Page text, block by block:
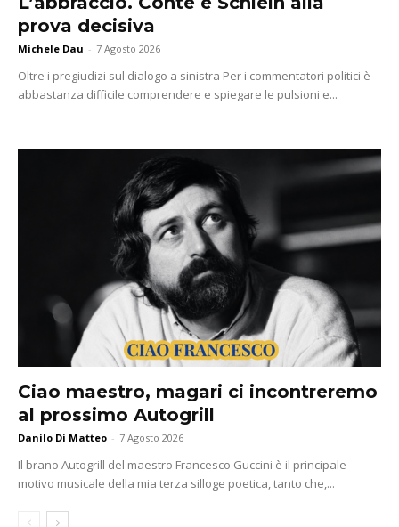
prova decisiva
Michele Dau - 7 Agosto 2026
Oltre i pregiudizi sul dialogo a sinistra Per i commentatori politici è
abbastanza difficile comprendere e spiegare le pulsioni e...
Ciao maestro, magari ci incontreremo
al prossimo Autogrill
Danilo Di Matteo - 7 Agosto 2026
Il brano Autogrill del maestro Francesco Guccini è il principale
motivo musicale della mia terza silloge poetica, tanto che,...